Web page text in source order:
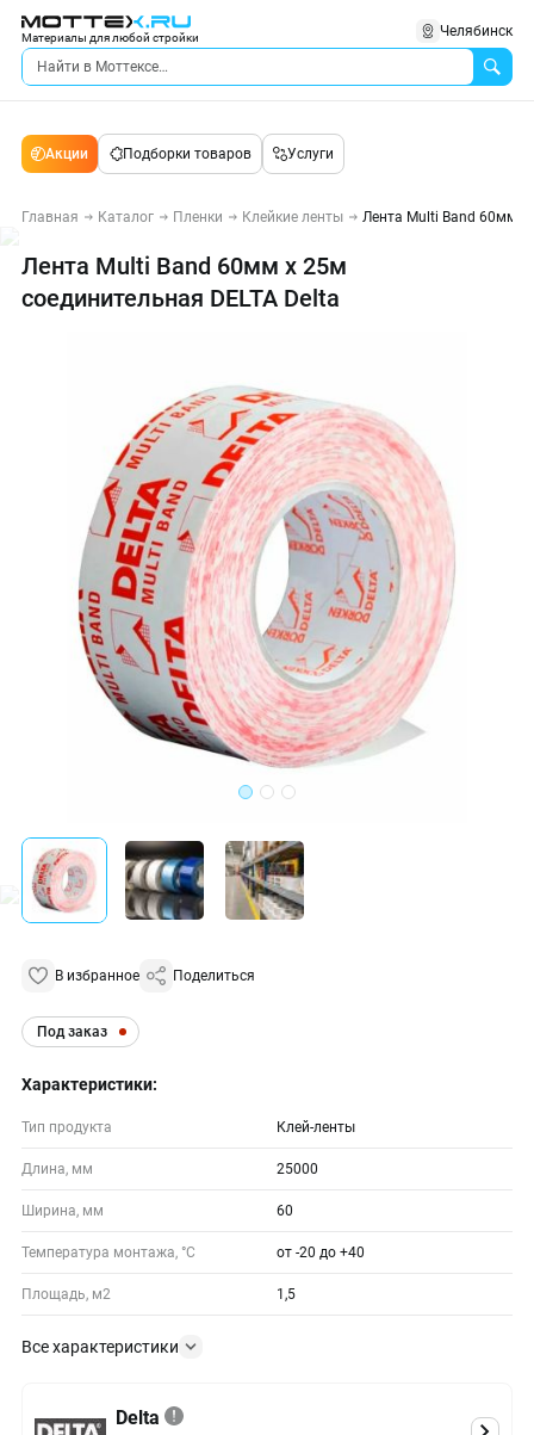
Материалы для любой стройки Челябинск
Акции Подборки товаров Услуги
Главная Каталог Пленки Клейкие ленты Лента Multi Band 60мм х
Лента Multi Band 60мм х 25м
соединительная DELTA Delta
В избранное Поделиться
Под заказ
Характеристики:
Тип продукта Клей-ленты
Длина, мм 25000
Ширина, мм 60
Температура монтажа, °С от -20 до +40
Площадь, м2 1,5
Все характеристики
Delta